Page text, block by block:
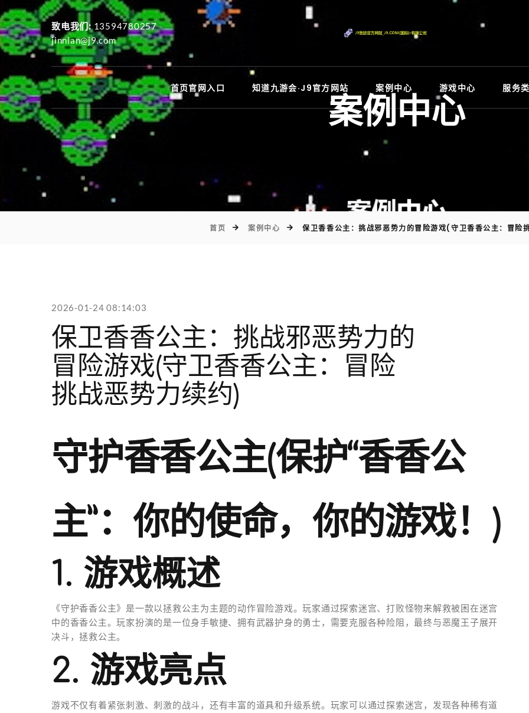
致电我们: 13594780257
jinnian@j9.com
首页官网入口 知道九游会·J9官方网站 案例中心 游戏中心 服务
案例中心
首页 案例中心 保卫香香公主：挑战邪恶势力的冒险游戏(守卫香香公主：冒险
2026-01-24 08:14:03
保卫香香公主：挑战邪恶势力的
冒险游戏(守卫香香公主：冒险
挑战恶势力续约)
守护香香公主(保护“香香公
主”：你的使命，你的游戏！)
1. 游戏概述
《守护香香公主》是一款以拯救公主为主题的动作冒险游戏。玩家通过探索迷宫、打败怪物来解救被困在迷宫
中的香香公主。玩家扮演的是一位身手敏捷、拥有武器护身的勇士，需要克服各种险阻，最终与恶魔王子展开
决斗，拯救公主。
2. 游戏亮点
游戏不仅有着紧张刺激、刺激的战斗，还有丰富的道具和升级系统。玩家可以通过探索迷宫，发现各种稀有道